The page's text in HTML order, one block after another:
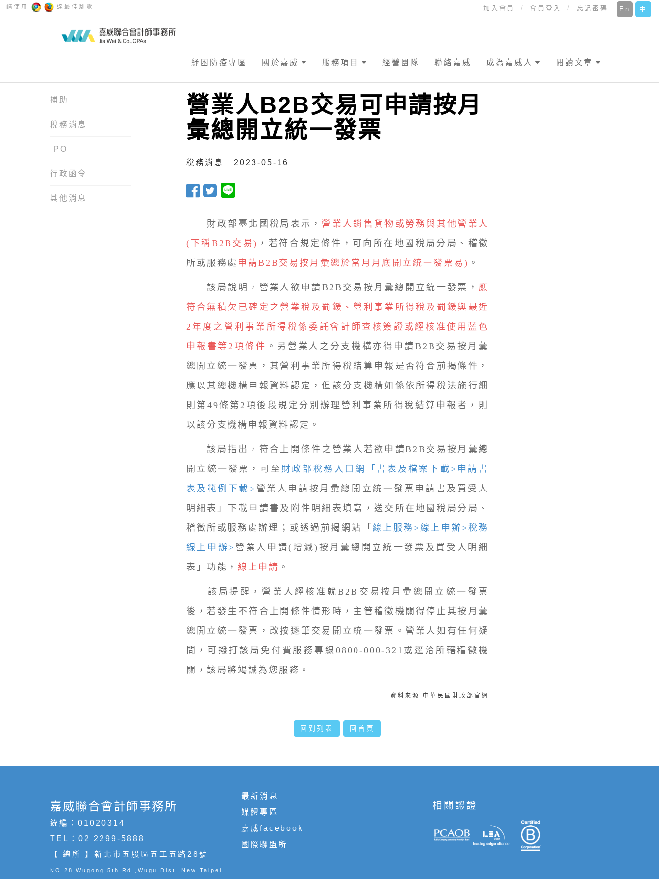
請使用 達最佳瀏覽 中
En
加入會員 會員登入 忘記密碼
紓困防疫專區 關於嘉威 服務項目 經營團隊 聯絡嘉威 成為嘉威人 閱讀文章
補助
稅務消息
IPO
行政函令
其他消息
營業人B2B交易可申請按月
彙總開立統一發票
稅務消息 | 2023-05-16
財政部臺北國稅局表示， 營業人銷售貨物或勞務與其他營業人
(下稱B2B交易) ，若符合規定條件，可向所在地國稅局分局、稽徵
所或服務處 申請B2B交易按月彙總於當月月底開立統一發票易) 。
該局說明，營業人欲申請B2B交易按月彙總開立統一發票， 應
符合無積欠已確定之營業稅及罰鍰、營利事業所得稅及罰鍰與最近
2年度之營利事業所得稅係委託會計師查核簽證或經核准使用藍色
申報書等2項條件 。另營業人之分支機構亦得申請B2B交易按月彙
總開立統一發票，其營利事業所得稅結算申報是否符合前揭條件，
應以其總機構申報資料認定，但該分支機構如係依所得稅法施行細
則第49條第2項後段規定分別辦理營利事業所得稅結算申報者，則
以該分支機構申報資料認定。
該局指出，符合上開條件之營業人若欲申請B2B交易按月彙總
開立統一發票，可至 財政部稅務入口網「書表及檔案下載>申請書
表及範例下載> 營業人申請按月彙總開立統一發票申請書及買受人
明細表」下載申請書及附件明細表填寫，送交所在地國稅局分局、
稽徵所或服務處辦理；或透過前揭網站「 線上服務>線上申辦>稅務
線上申辦> 營業人申請(增減)按月彙總開立統一發票及買受人明細
表」功能， 線上申請 。
該局提醒，營業人經核准就B2B交易按月彙總開立統一發票
後，若發生不符合上開條件情形時，主管稽徵機關得停止其按月彙
總開立統一發票，改按逐筆交易開立統一發票。營業人如有任何疑
問，可撥打該局免付費服務專線0800-000-321或逕洽所轄稽徵機
關，該局將竭誠為您服務。
資料來源 中華民國財政部官網
回到列表 回首頁
嘉威聯合會計師事務所
統編：01020314
TEL： 02 2299-5888
【 總所 】新北市五股區五工五路28號
NO.28,Wugong 5th Rd.,Wugu Dist.,New Taipei
最新消息
媒體專區
嘉威facebook
國際聯盟所
相關認證